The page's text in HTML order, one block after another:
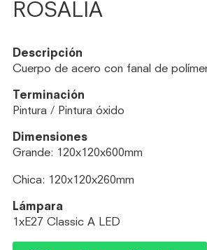
ROSALIA
Descripción
Cuerpo de acero con fanal de
Terminación
Pintura / Pintura óxido
Dimensiones
Grande: 120x120x600mm
Chica: 120x120x260mm
Lámpara
1xE27 Classic A LED